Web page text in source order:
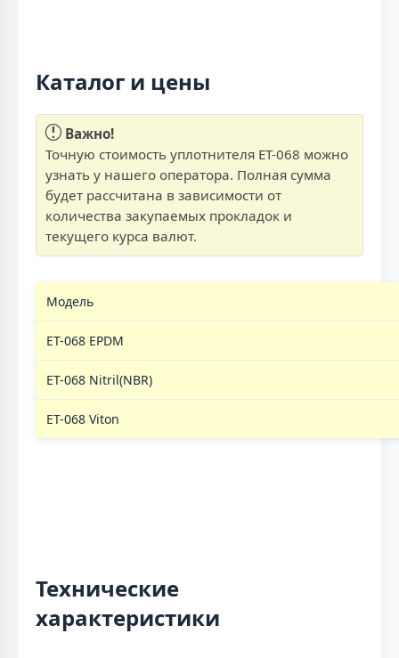
Каталог и цены
Важно!
Точную стоимость уплотнителя ET-068 можно
узнать у нашего оператора. Полная сумма
будет рассчитана в зависимости от
количества закупаемых прокладок и
текущего курса валют.
Модель
ЕТ-068 EPDM
ЕТ-068 Nitril(NBR)
ЕТ-068 Viton
Технические
характеристики